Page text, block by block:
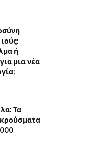
ή
μια νέα
Τα